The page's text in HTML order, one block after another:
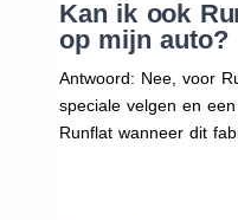
Kan ik ook
op mijn auto?
Antwoord: Nee, voor
speciale velgen en
Runflat wanneer dit